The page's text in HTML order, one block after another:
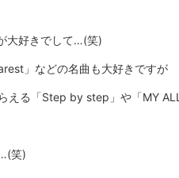
大好きでして…(笑)
」などの名曲も大好きですが
える「Step by step 」や「MY ALL
笑)